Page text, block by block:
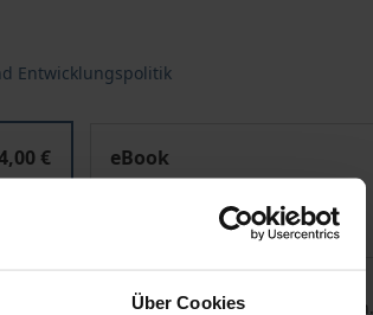
Über Cookies
Entwicklungspolitik
€
eBook
kann die MwSt. an der Kasse variieren.